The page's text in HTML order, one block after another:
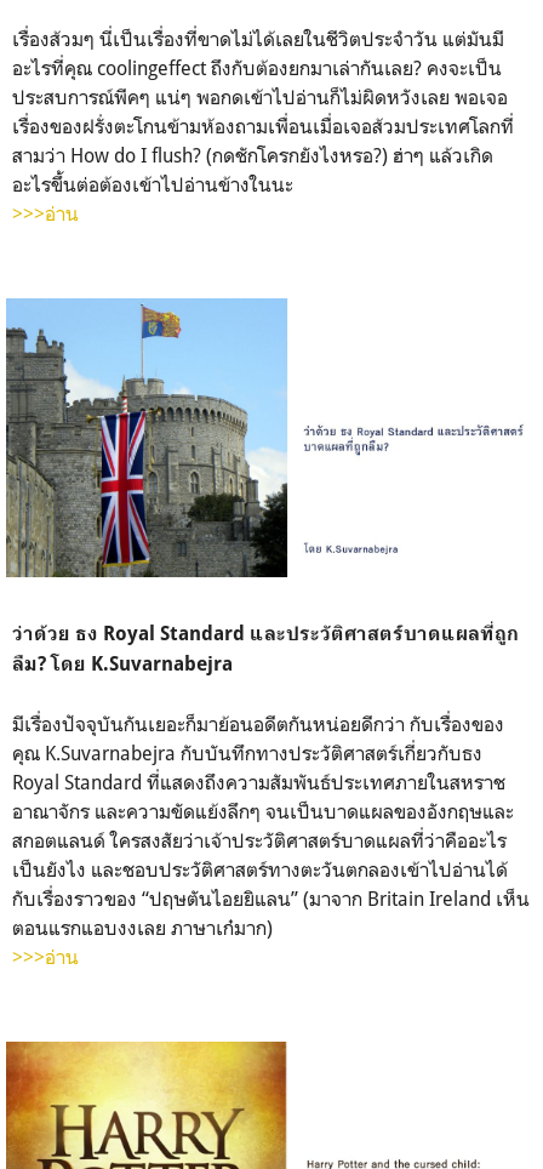
เรื่องส้วมๆ นี่เป็นเรื่องที่ขาดไม่ได้เลยในชีวิตประจำวัน แต่มันมี
อะไรที่คุณ coolingeffect ถึงกับต้องยกมาเล่ากันเลย? คงจะเป็น
ประสบการณ์พีคๆ แน่ๆ พอกดเข้าไปอ่านก็ไม่ผิดหวังเลย พอเจอ
เรื่องของฝรั่งตะโกนข้ามห้องถามเพื่อนเมื่อเจอส้วมประเทศโลกที่
สามว่า How do I flush? (กดชักโครกยังไงหรอ?) ฮ่าๆ แล้วเกิด
อะไรขึ้นต่อต้องเข้าไปอ่านข้างในนะ
>>>อ่าน
ว่าด้วย ธง Royal Standard และประวัติศาสตร์บาดแผลที่ถูก
ลืม? โดย K.Suvarnabejra
มีเรื่องปัจจุบันกันเยอะก็มาย้อนอดีตกันหน่อยดีกว่า กับเรื่องของ
คุณ K.Suvarnabejra กับบันทึกทางประวัติศาสตร์เกี่ยวกับธง
Royal Standard ที่แสดงถึงความสัมพันธ์ประเทศภายในสหราช
อาณาจักร และความขัดแย้งลึกๆ จนเป็นบาดแผลของอังกฤษและ
สกอตแลนด์ ใครสงสัยว่าเจ้าประวัติศาสตร์บาดแผลที่ว่าคืออะไร
เป็นยังไง และชอบประวัติศาสตร์ทางตะวันตกลองเข้าไปอ่านได้
กับเรื่องราวของ “ปฤษตันไอยยิแลน” (มาจาก Britain Ireland เห็น
ตอนแรกแอบงงเลย ภาษาเก๋มาก)
>>>อ่าน